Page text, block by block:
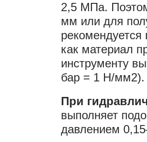
2,5 МПа.
мм или для
как материал
инструменту
бар = 1 Н/мм2).
При
выполняет
давлением